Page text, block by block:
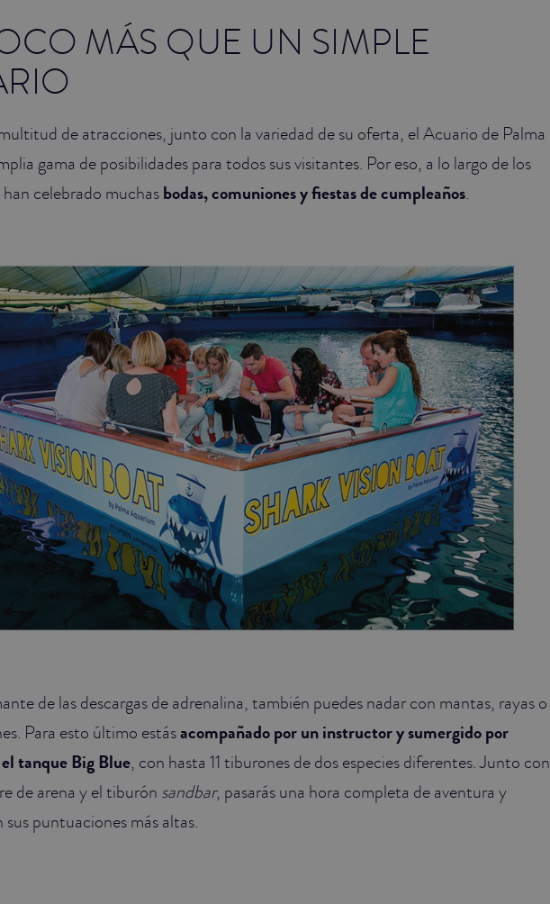
MÁS QUE UN SIMPLE
de atracciones, junto con la variedad de su oferta, el Acuario de Palma
gama de posibilidades para todos sus visitantes. Por eso, a lo largo de los
celebrado muchasbodas, comuniones y fiestas de cumpleaños.
de las descargas de adrenalina, también puedes nadar con mantas, rayas o
Para esto último estásacompañado por un instructor y sumergido por
tanque Big Blue, con hasta 11 tiburones de dos especies diferentes. Junto con
de arena y el tiburón sandbar, pasarás una hora completa de aventura y
sus puntuaciones más altas.